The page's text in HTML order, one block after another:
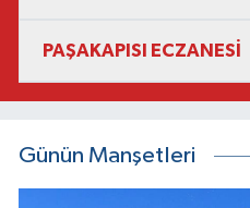
PAŞAKAPISI ECZANESİ
Günün Manşetleri